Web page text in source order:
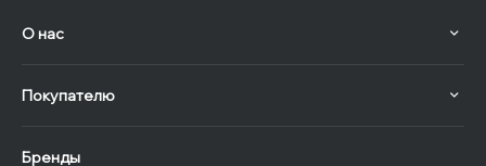
О нас
Покупателю
Бренды